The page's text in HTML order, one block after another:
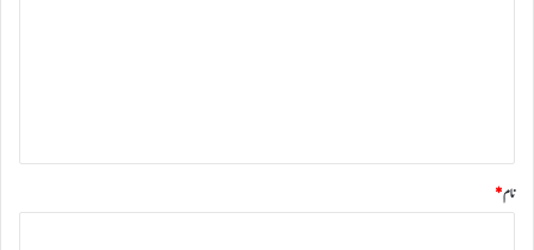
نام*